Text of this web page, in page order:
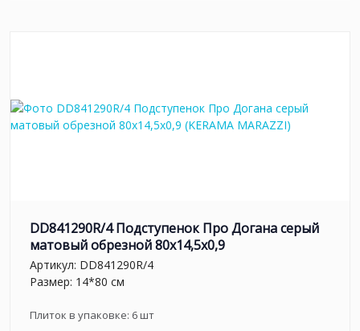
DD841290R/4 Подступенок Про Догана серый
матовый обрезной 80x14,5x0,9
Артикул: DD841290R/4
Размер: 14*80 см
Плиток в упаковке: 6шт